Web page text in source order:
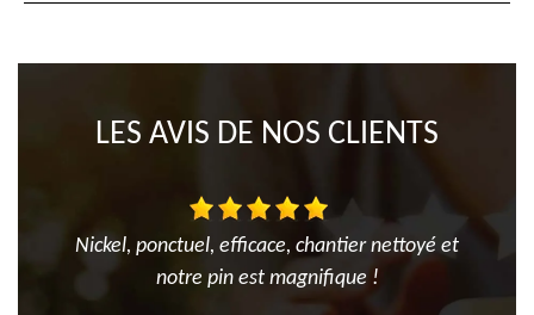
LES AVIS DE NOS CLIENTS
Nickel, ponctuel, efficace, chantier nettoyé et
notre pin est magnifique !